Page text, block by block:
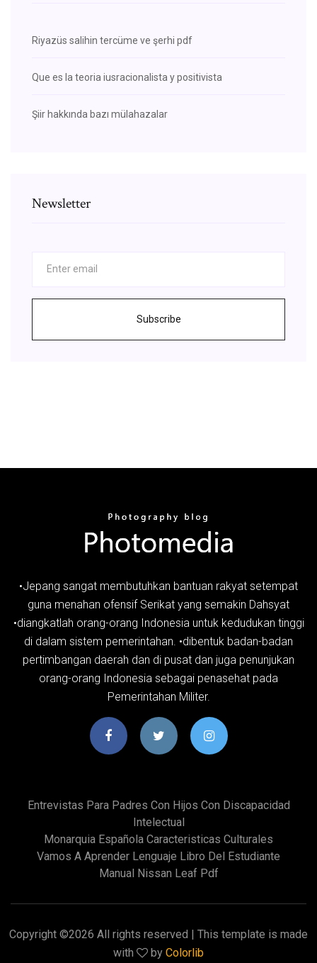
Riyazüs salihin tercüme ve şerhi pdf
Que es la teoria iusracionalista y positivista
Şiir hakkında bazı mülahazalar
Newsletter
Subscribe
•Jepang sangat membutuhkan bantuan rakyat setempat
guna menahan ofensif Serikat yang semakin Dahsyat
•diangkatlah orang-orang Indonesia untuk kedudukan tinggi
di dalam sistem pemerintahan. •dibentuk badan-badan
pertimbangan daerah dan di pusat dan juga penunjukan
orang-orang Indonesia sebagai penasehat pada
Pemerintahan Militer.
Entrevistas Para Padres Con Hijos Con Discapacidad
Intelectual
Monarquia Española Caracteristicas Culturales
Vamos A Aprender Lenguaje Libro Del Estudiante
Manual Nissan Leaf Pdf
Copyright ©2026 All rights reserved | This template is made
with
by Colorlib